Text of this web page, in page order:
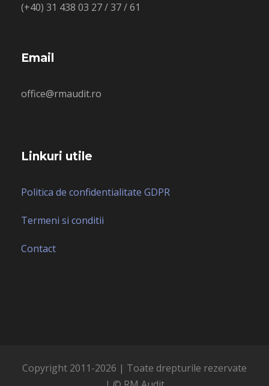
(+40) 31 438 03 27 / 37 / 61
Email
office@rmaudit.ro
Linkuri utile
Politica de confidentialitate GDPR
Termeni si conditii
Contact
Copyright 2011-2026 | Toate drepturile rezervate